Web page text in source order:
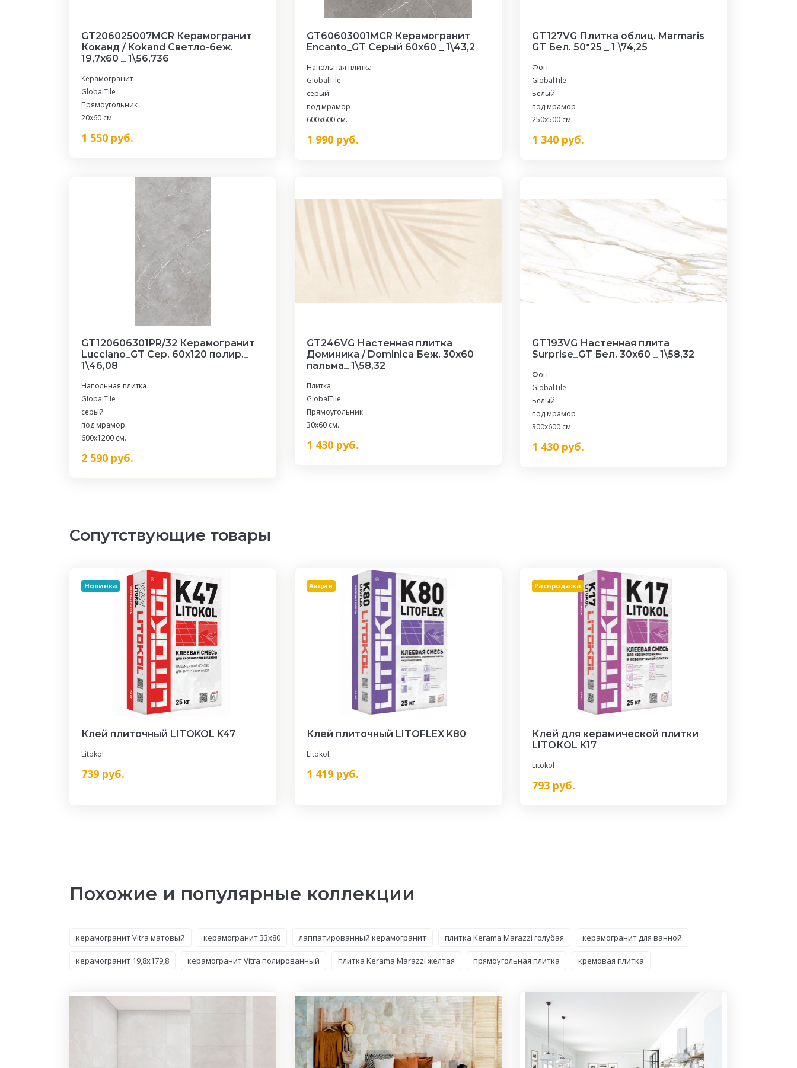
GT206025007MCR Керамогранит
Коканд / Kokand Светло-беж.
19,7x60 _ 1\56,736
Керамогранит
GlobalTile
Прямоугольник
20x60 см.
1 550 руб.
GT60603001MCR Керамогранит
Encanto_GT Серый 60x60 _ 1\43,2
Напольная плитка
GlobalTile
серый
под мрамор
600x600 см.
1 990руб.
GT127VG Плитка облиц. Marmaris
GT Бел. 50*25 _ 1 \74,25
Фон
GlobalTile
Белый
под мрамор
250x500 см.
1 340руб.
GT120606301PR/32 Керамогранит
Lucciano_GT Сер. 60x120 полир._
1\46,08
Напольная плитка
GlobalTile
серый
под мрамор
600x1200 см.
2 590 руб.
GT246VG Настенная плитка
Доминика / Dominica Беж. 30x60
пальма_ 1\58,32
Плитка
GlobalTile
Прямоугольник
30x60 см.
1 430руб.
GT193VG Настенная плита
Surprise_GT Бел. 30x60 _ 1\58,32
Фон
GlobalTile
Белый
под мрамор
300x600 см.
1 430руб.
Сопутствующие товары
Новинка
Клей плиточный LITOKOL K47
Litokol
739 руб.
Акция
Клей плиточный LITOFLEX K80
Litokol
1 419руб.
Распродажа
Клей для керамической плитки
LITOКOL K17
Litokol
793руб.
Похожие и популярные коллекции
керамогранит Vitra матовый керамогранит 33x80 лаппатированный керамогранит плитка Kerama Marazzi голубая керамогранит для ванной
керамогранит 19,8x179,8 керамогранит Vitra полированный плитка Kerama Marazzi желтая прямоугольная плитка кремовая плитка